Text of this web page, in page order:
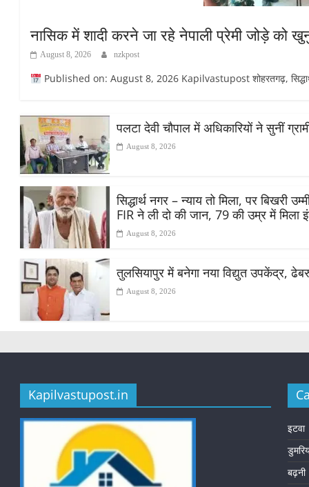
नासिक में शादी करने जा रहे नेपाली प्रेमी जोड़े को
August 8, 2026 nzkpost
Published on: August 8, 2026 Kapilvastupost शोहरतगढ़,
पलटा देवी चौपाल में अधिकारियों ने सुनीं
August 8, 2026
सिद्धार्थ नगर – न्याय तो मिला, पर
FIR ने ली दो की जान, 79 की उम्र में मिला
August 8, 2026
तुलसियापुर में बनेगा नया विद्युत उपकेंद्र,
August 8, 2026
Kapilvastupost.in
इटवा
बढ़नी